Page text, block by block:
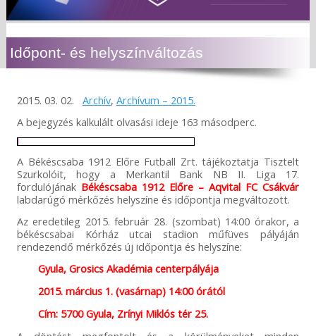
Időpont- és helyszínváltozás
2015. 03. 02. Archív, Archívum – 2015.
A bejegyzés kalkulált olvasási ideje 163 másodperc.
A Békéscsaba 1912 Előre Futball Zrt. tájékoztatja Tisztelt
Szurkolóit, hogy a Merkantil Bank NB II. Liga 17.
fordulójának Békéscsaba 1912 Előre – Aqvital FC Csákvár
labdarúgó mérkőzés helyszíne és időpontja megváltozott.
Az eredetileg 2015. február 28. (szombat) 14:00 órakor, a
békéscsabai Kórház utcai stadion műfüves pályáján
rendezendő mérkőzés új időpontja és helyszíne:
Gyula, Grosics Akadémia centerpályája
2015. március 1. (vasárnap) 14:00 órától
Cím: 5700 Gyula, Zrínyi Miklós tér 25.